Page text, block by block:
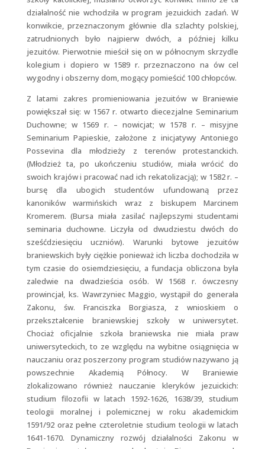
działalność nie wchodziła w program jezuickich zadań. W
konwikcie, przeznaczonym głównie dla szlachty polskiej,
zatrudnionych było najpierw dwóch, a później kilku
jezuitów. Pierwotnie mieścił się on w północnym skrzydle
kolegium i dopiero w 1589 r. przeznaczono na ów cel
wygodny i obszerny dom, mogący pomieścić 100 chłopców.
Z latami zakres promieniowania jezuitów w Braniewie
powiększał się: w 1567 r. otwarto diecezjalne Seminarium
Duchowne; w 1569 r. – nowicjat; w 1578 r. – misyjne
Seminarium Papieskie, założone z inicjatywy Antoniego
Possevina dla młodzieży z terenów protestanckich.
(Młodzież ta, po ukończeniu studiów, miała wrócić do
swoich krajów i pracować nad ich rekatolizacją); w 1582 r. –
bursę dla ubogich studentów ufundowaną przez
kanoników warmińskich wraz z biskupem Marcinem
Kromerem. (Bursa miała zasilać najlepszymi studentami
seminaria duchowne. Liczyła od dwudziestu dwóch do
sześćdziesięciu uczniów). Warunki bytowe jezuitów
braniewskich były ciężkie ponieważ ich liczba dochodziła w
tym czasie do osiemdziesięciu, a fundacja obliczona była
zaledwie na dwadzieścia osób. W 1568 r. ówczesny
prowincjał, ks. Wawrzyniec Maggio, wystąpił do generała
Zakonu, św. Franciszka Borgiasza, z wnioskiem o
przekształcenie braniewskiej szkoły w uniwersytet.
Chociaż oficjalnie szkoła braniewska nie miała praw
uniwersyteckich, to ze względu na wybitne osiągnięcia w
nauczaniu oraz poszerzony program studiów nazywano ją
powszechnie Akademią Północy. W Braniewie
zlokalizowano również nauczanie kleryków jezuickich:
studium filozofii w latach 1592-1626, 1638/39, studium
teologii moralnej i polemicznej w roku akademickim
1591/92 oraz pełne czteroletnie studium teologii w latach
1641-1670. Dynamiczny rozwój działalności Zakonu w